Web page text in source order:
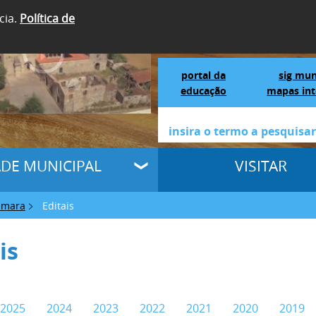
Política de
portal da
educação
sig
mapas
MUNICIPAL VISITAR
Editais
2025 2024 2023 2022 2021 2020 2019